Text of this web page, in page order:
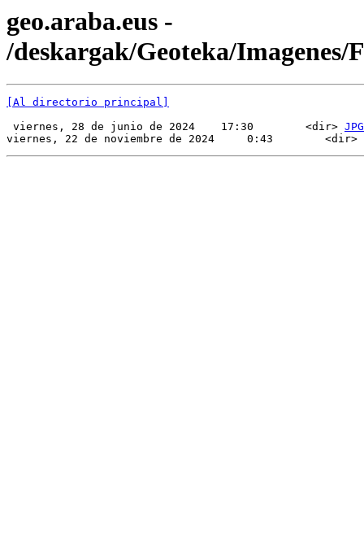
geo.araba.eus -
/deskargak/Geoteka/Imagenes/
[Al directorio principal]
viernes, 28 de junio de 2024    17:30        <dir> JPG
viernes, 22 de noviembre de 2024     0:43        <dir>